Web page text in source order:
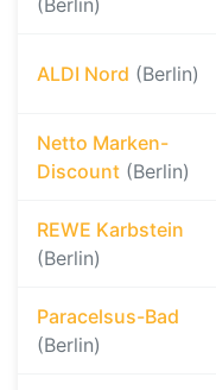
(Berlin)
ALDI Nord (Berlin)
Netto Marken-
Discount (Berlin)
REWE Karbstein
(Berlin)
Paracelsus-Bad
(Berlin)